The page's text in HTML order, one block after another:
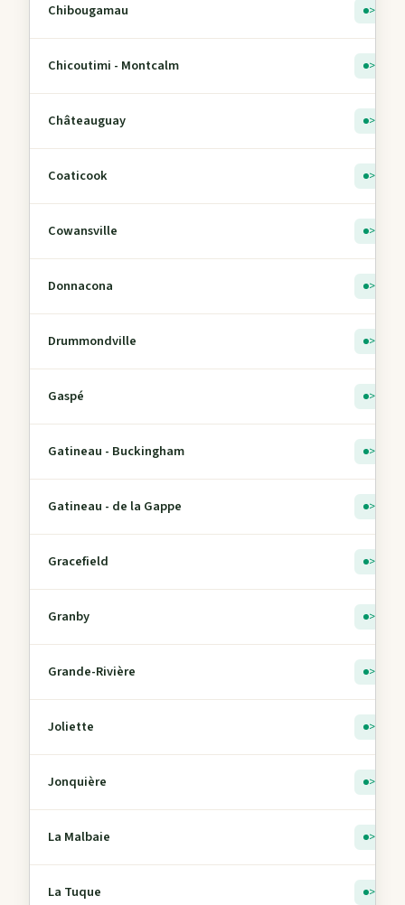
Chibougamau > 5
Chicoutimi - Montcalm > 5
Châteauguay > 5
Coaticook > 5
Cowansville > 5
Donnacona > 5
Drummondville > 5
Gaspé > 5
Gatineau - Buckingham > 5
Gatineau - de la Gappe > 5
Gracefield > 5
Granby > 5
Grande-Rivière > 5
Joliette > 5
Jonquière > 5
La Malbaie > 5
La Tuque > 5